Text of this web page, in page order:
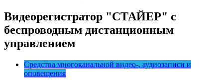
Видеорегистратор "СТАЙЕР" с
беспроводным дистанционным
управлением
Средства многоканальной видео-, аудиозаписи и
оповещения